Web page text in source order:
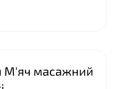
М'яч масажний